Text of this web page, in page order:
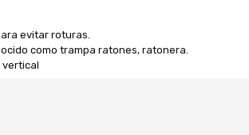
evitar roturas.
como trampa ratones, ratonera.
vertical